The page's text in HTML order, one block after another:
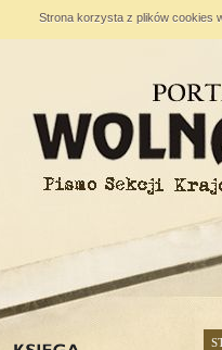
Strona korzysta z plików cookies